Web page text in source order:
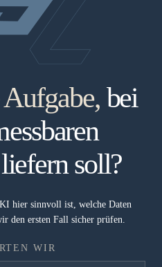
bei
soll?
hier sinnvoll ist, welche Daten
den ersten Fall sicher prüfen.
WIR